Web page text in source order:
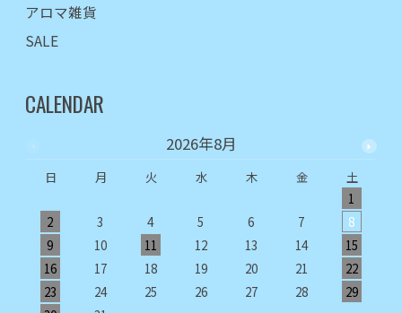
アロマ雑貨
SALE
CALENDAR
2026年8月
日 月 火 水 木 金
土
1
2
3 4 5 6 7
8
9
10 11 12 13 14
15
16
17 18 19 20 21
22
23
24 25 26 27 28
29